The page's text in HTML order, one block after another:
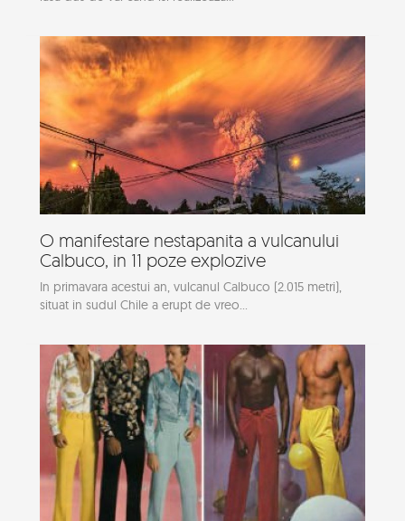
O manifestare nestapanita a vulcanului
Calbuco, in 11 poze explozive
In primavara acestui an, vulcanul Calbuco (2.015 metri),
situat in sudul Chile a erupt de vreo...